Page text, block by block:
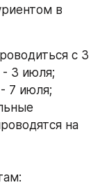
в
с 3
- 3 июля;
7 июля;
на